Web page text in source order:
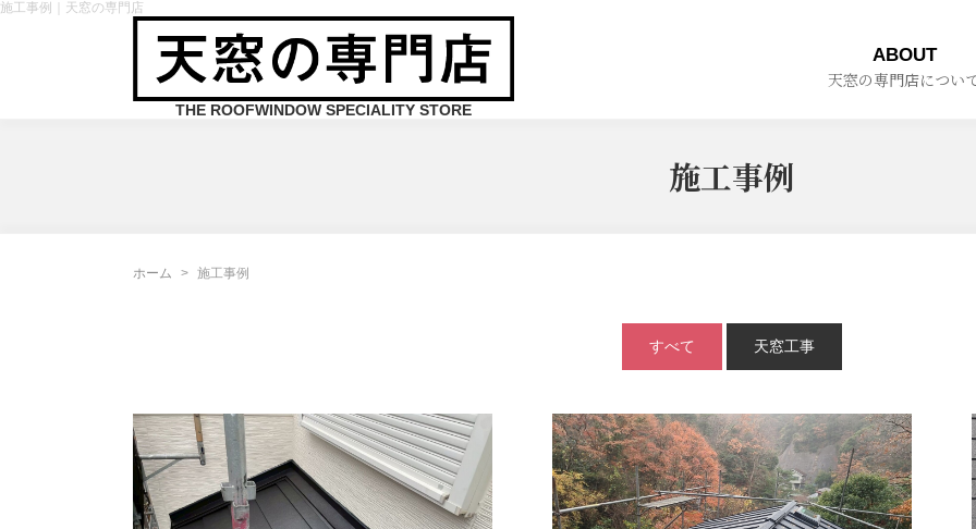
施工事例｜天窓の専門店
THE ROOFWINDOW SPECIALITY STORE
ABOUT
天窓の専門店につい
施工事例
ホーム 施工事例
すべて 天窓工事